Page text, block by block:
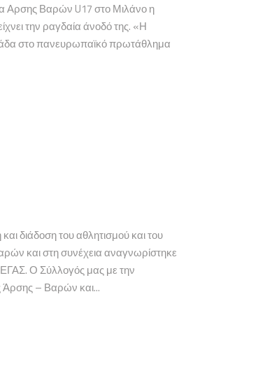
Αρσης Βαρών U17 στο Μιλάνο η
την ραγδαία άνοδό της. «Η
στο πανευρωπαϊκό πρωτάθλημα
διάδοση του αθλητισμού και του
και στη συνέχεια αναγνωρίστηκε
Ο Σύλλογός μας με την
Άρσης – Βαρών και...